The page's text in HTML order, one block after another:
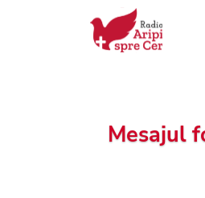
Mesajul